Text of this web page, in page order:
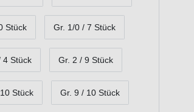
Stück Gr. 1/0 / 7 Stück
4 Stück Gr. 2 / 9 Stück
Stück Gr. 9 / 10 Stück